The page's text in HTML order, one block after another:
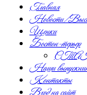
Главная
Новости/
Щенки
Бостон-терьер
Наши
Контакты
Вход на сайт